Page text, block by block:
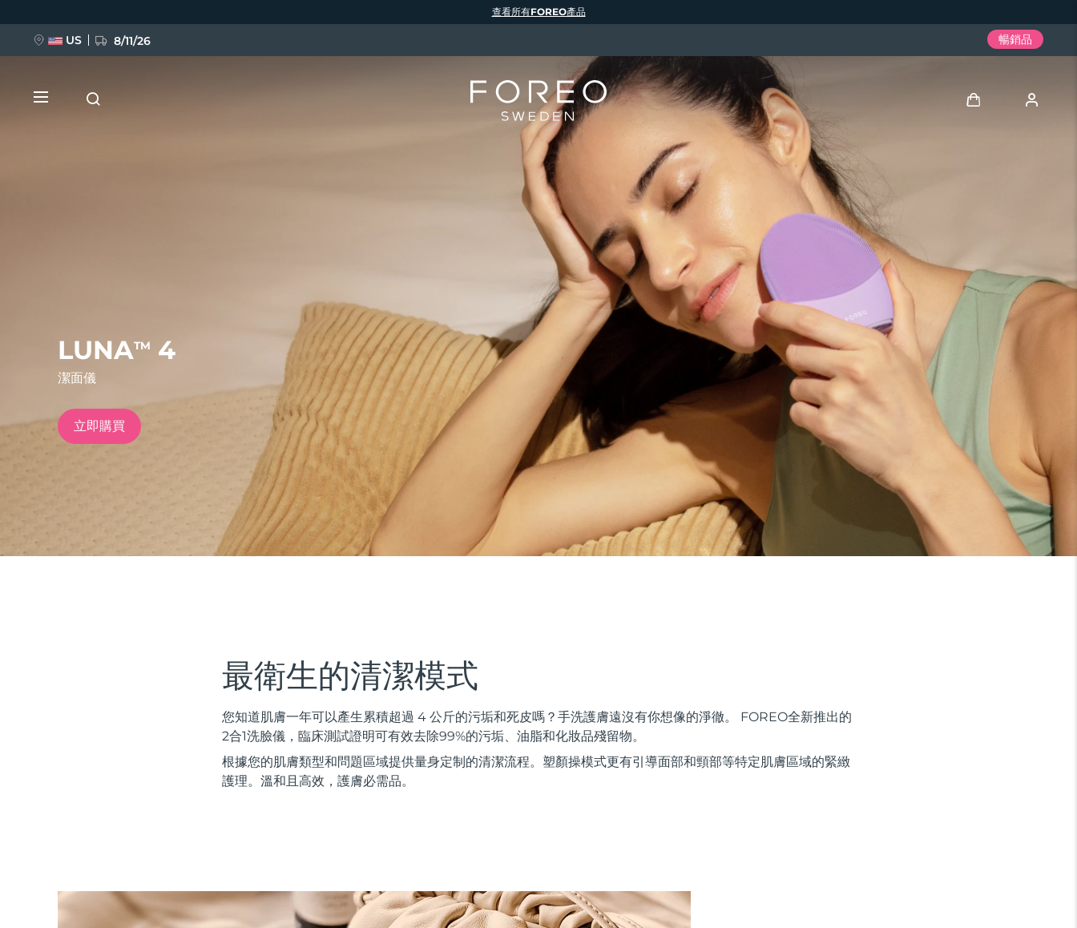
LUNATM 4
潔面儀
立即購買
最衛生的清潔模式
您知道肌膚一年可以產生累積超過 4 公斤的污垢和死皮嗎？手洗護膚遠沒有你想像的淨徹。 FOREO全新推出的
2合1洗臉儀，臨床測試證明可有效去除99%的污垢、油脂和化妝品殘留物。
根據您的肌膚類型和問題區域提供量身定制的清潔流程。塑顏操模式更有引導面部和頸部等特定肌膚區域的緊緻
護理。溫和且高效，護膚必需品。
查看所有FOREO產品
US 8/11/26 暢銷品
我的地址
我的訂閱
issa™ Teeth Whitening Set
FAQ™ Dual LED Panel
熱門產品
LUNA™ 4 套裝
BEAR™ 2 套裝